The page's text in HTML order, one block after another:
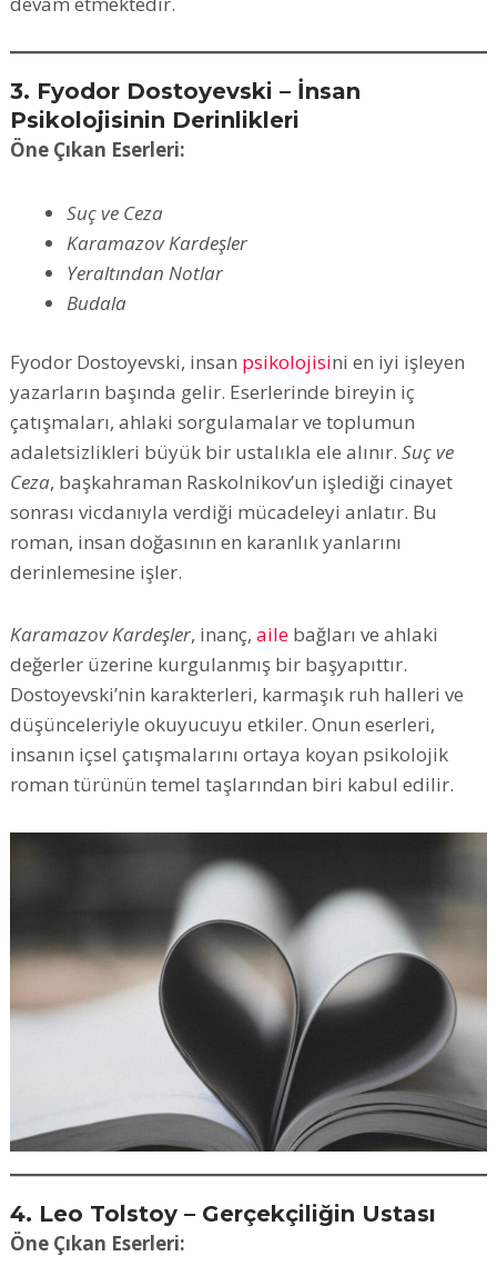
3. Fyodor Dostoyevski – İnsan
Psikolojisinin Derinlikleri
Öne Çıkan Eserleri:
Suç ve Ceza
Karamazov Kardeşler
Yeraltından Notlar
Budala
Fyodor Dostoyevski, insan psikolojisini en iyi işleyen
yazarların başında gelir. Eserlerinde bireyin iç
çatışmaları, ahlaki sorgulamalar ve toplumun
adaletsizlikleri büyük bir ustalıkla ele alınır.Suç ve
Ceza, başkahraman Raskolnikov’un işlediği cinayet
sonrası vicdanıyla verdiği mücadeleyi anlatır. Bu
roman, insan doğasının en karanlık yanlarını
derinlemesine işler.
Karamazov Kardeşler, inanç, aile bağları ve ahlaki
değerler üzerine kurgulanmış bir başyapıttır.
Dostoyevski’nin karakterleri, karmaşık ruh halleri ve
düşünceleriyle okuyucuyu etkiler. Onun eserleri,
insanın içsel çatışmalarını ortaya koyan psikolojik
roman türünün temel taşlarından biri kabul edilir.
4. Leo Tolstoy – Gerçekçiliğin Ustası
Öne Çıkan Eserleri: